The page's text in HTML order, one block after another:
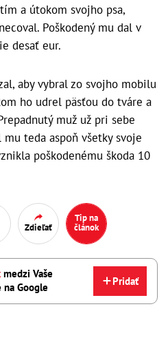
a útokom svojho psa,
Poškodený mu dal v
desať eur.
aby vybral zo svojho mobilu
ho udrel päsťou do tváre a
muž už pri sebe
teda aspoň všetky svoje
poškodenému škoda 10
Zdieľať
Tip na
článok
medzi Vaše
Google
Pridať